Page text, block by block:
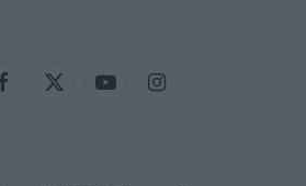
Facebook
X
YouTubeInstagram